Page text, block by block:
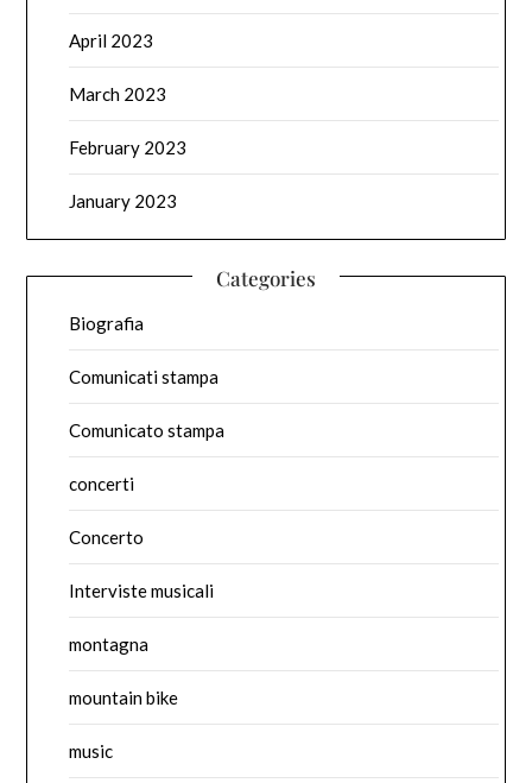
April 2023
March 2023
February 2023
January 2023
Categories
Biografia
Comunicati stampa
Comunicato stampa
concerti
Concerto
Interviste musicali
montagna
mountain bike
music